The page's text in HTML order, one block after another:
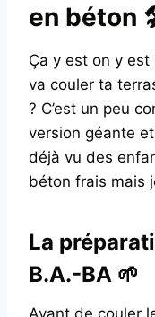
en béton
Ça y est on y
va couler ta
? C’est un peu
version géante
déjà vu des
béton frais mais
La
B.A.-BA 🌱
Avant de couler